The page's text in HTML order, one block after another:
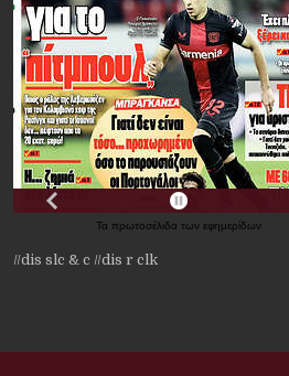
Τα πρωτοσέλιδα των εφημερίδων
//dis slc & c //dis r clk